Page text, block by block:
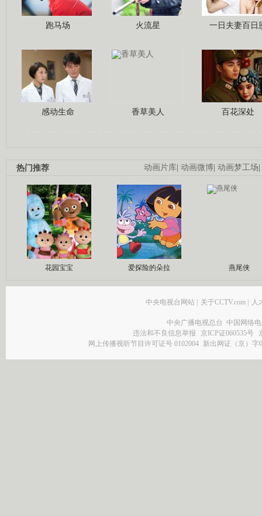
跑马场 火流星 一日夫妻百日
感动生命 香草美人 百花深处
动画片库| 动画微博| 动画梦工场|
热门推荐
花园宝宝 爱探险的朵拉 燕尾侠
中央电视台网站 | 关于CCTV.com | 人
中央广播电视总台 中国网络
违法和不良信息举报
京ICP证060535号
网上传播视听节目许可证号 0102004 新出网证（京）